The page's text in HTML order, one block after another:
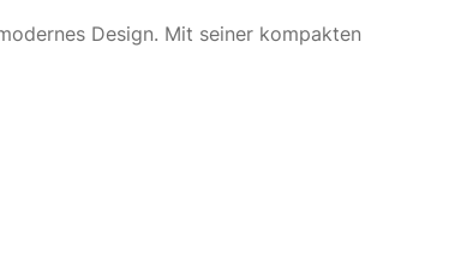
Design. Mit seiner kompakten